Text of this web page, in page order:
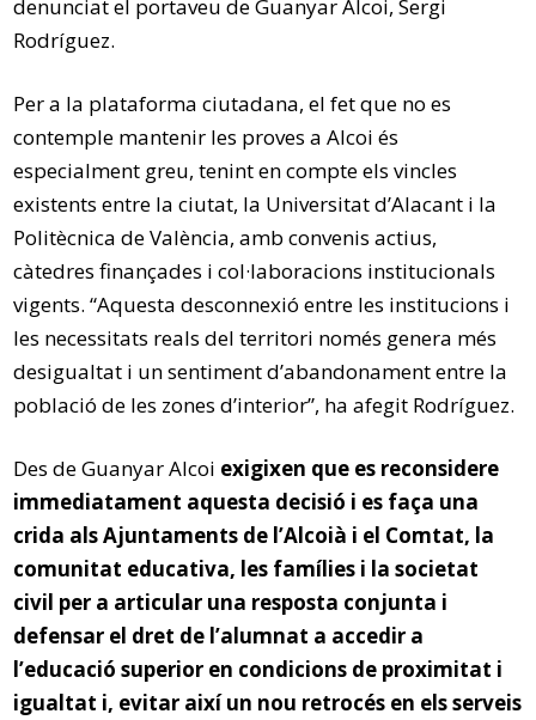
denunciat el portaveu de Guanyar Alcoi, Sergi
Rodríguez.
Per a la plataforma ciutadana, el fet que no es
contemple mantenir les proves a Alcoi és
especialment greu, tenint en compte els vincles
existents entre la ciutat, la Universitat d’Alacant i la
Politècnica de València, amb convenis actius,
càtedres finançades i col·laboracions institucionals
vigents. “Aquesta desconnexió entre les institucions i
les necessitats reals del territori només genera més
desigualtat i un sentiment d’abandonament entre la
població de les zones d’interior”, ha afegit Rodríguez.
Des de Guanyar Alcoi exigixen que es reconsidere
immediatament aquesta decisió i es faça una
crida als Ajuntaments de l’Alcoià i el Comtat, la
comunitat educativa, les famílies i la societat
civil per a articular una resposta conjunta i
defensar el dret de l’alumnat a accedir a
l’educació superior en condicions de proximitat i
igualtat i, evitar així un nou retrocés en els serveis